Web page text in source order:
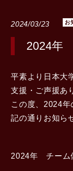
2024/03/23 お
2024年
平素より日本大
支援・ご声援あ
この度、2024
記の通りお知ら
2024年 チーム